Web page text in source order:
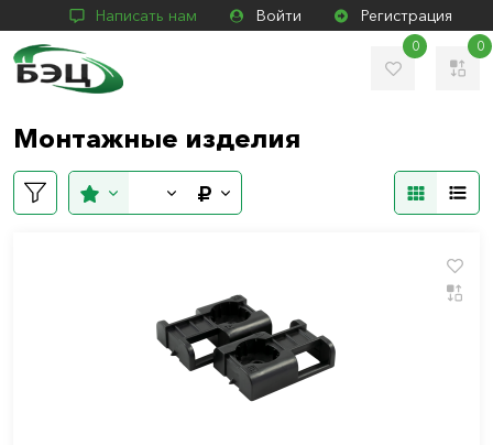
Написать нам Войти Регистрация
0 0
Монтажные изделия